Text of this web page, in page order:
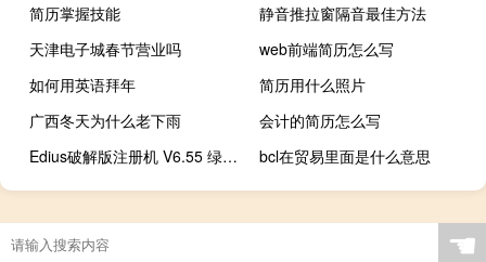
简历掌握技能
静音推拉窗隔音最佳方法
天津电子城春节营业吗
web前端简历怎么写
如何用英语拜年
简历用什么照片
广西冬天为什么老下雨
会计的简历怎么写
Edius破解版注册机 V6.55 绿色免费版（Edius破解版注册机 V6.55 绿色免费版功能简介）
bcl在贸易里面是什么意思
☚